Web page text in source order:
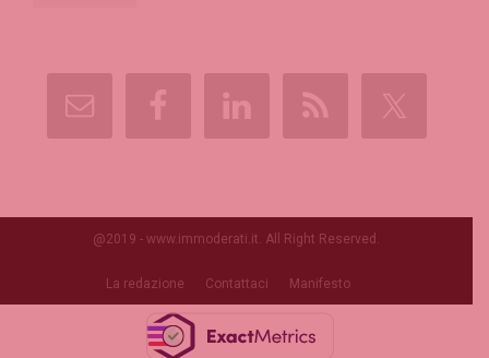
@2019 - www.immoderati.it. All Right Reserved.
La redazione Contattaci Manifesto